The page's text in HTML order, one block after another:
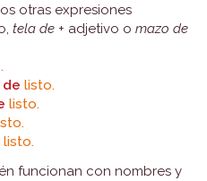
otras expresiones
tela de + adjetivo o mazo de
de listo.
listo.
listo.
funcionan con nombres y